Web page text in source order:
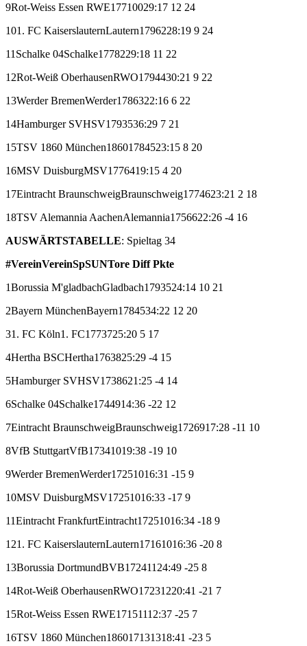
9Rot-Weiss Essen RWE17710029:17 12 24
101. FC KaiserslauternLautern1796228:19 9 24
11 Schalke 04Schalke1778229:18 11 22
12Rot-Weiß OberhausenRWO1794430:21 9 22
13Werder BremenWerder1786322:16 6 22
14Hamburger SVHSV1793536:29 7 21
15TSV 1860 München18601784523:15 8 20
16MSV DuisburgMSV1776419:15 4 20
17Eintracht BraunschweigBraunschweig1774623:21 2 18
18TSV Alemannia AachenAlemannia1756622:26 -4 16
AUSWÄRTSTABELLE: Spieltag 34
#VereinVereinSpSUNTore Diff Pkte
1Borussia M'gladbachGladbach1793524:14 10 21
2Bayern MünchenBayern1784534:22 12 20
31. FC Köln1. FC1773725:20 5 17
4Hertha BSCHertha1763825:29 -4 15
5Hamburger SVHSV1738621:25 -4 14
6Schalke 04Schalke1744914:36 -22 12
7Eintracht BraunschweigBraunschweig1726917:28 -11 10
8VfB StuttgartVfB17341019:38 -19 10
9Werder BremenWerder17251016:31 -15 9
10MSV DuisburgMSV17251016:33 -17 9
11Eintracht FrankfurtEintracht17251016:34 -18 9
121. FC KaiserslauternLautern17161016:36 -20 8
13Borussia DortmundBVB172411 24:49 -25 8
14Rot-Weiß OberhausenRWO17231220:41 -21 7
15Rot-Weiss Essen RWE171 51112:37 -25 7
16TSV 1860 München186017131318:41 -23 5